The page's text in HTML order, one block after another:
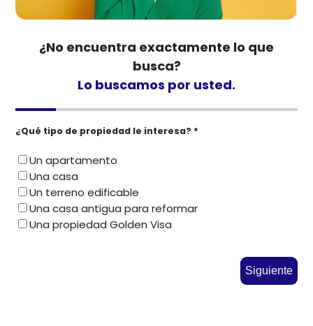
¿No encuentra exactamente lo que
busca?
Lo buscamos por usted.
¿Qué tipo de propiedad le interesa? *
Un apartamento
Una casa
Un terreno edificable
Una casa antigua para reformar
Una propiedad Golden Visa
Siguiente